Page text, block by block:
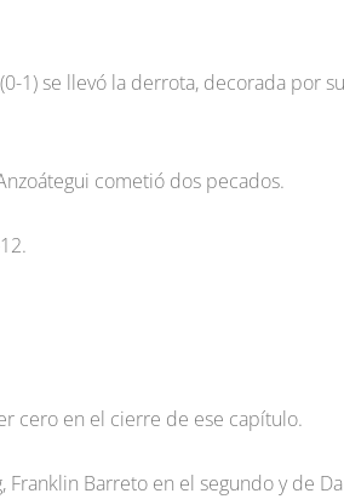
1) se llevó la derrota, decorada por su
cometió dos pecados.
cero en el cierre de ese capítulo.
Barreto en el segundo y de